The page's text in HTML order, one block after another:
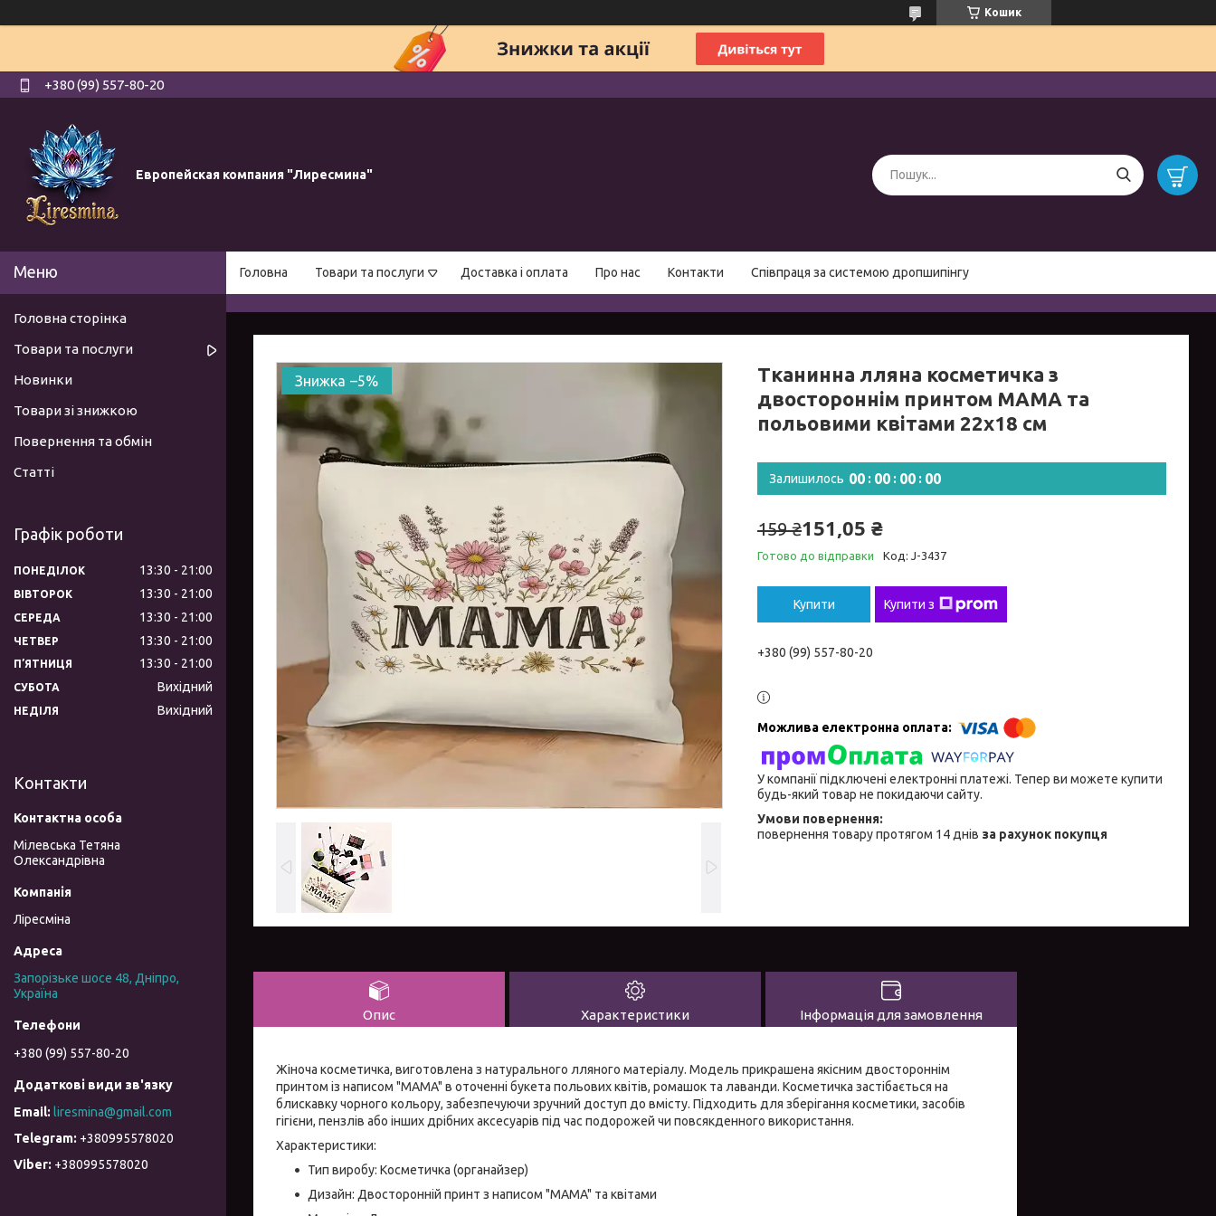
Кошик
+380 (99) 557-80-20
Европейская компания "Лиресмина"
Головна Товари та послуги Доставка і оплата Про нас Контакти Співпраця за системою дропшипінгу
–5%
Тканинна лляна косметичка з
двостороннім принтом MAMA та
польовими квітами 22х18 см
Залишилось 00 00 00 00
159 ₴151,05 ₴
Готово до відправки Код: J-3437
Купити Купити з
+380 (99) 557-80-20
У компанії підключені електронні платежі. Тепер ви можете купити
будь-який товар не покидаючи сайту.
повернення товару протягом 14 днів за рахунок покупця
Опис Характеристики Інформація для замовлення
Жіноча косметичка, виготовлена з натурального лляного матеріалу. Модель прикрашена якісним двостороннім
принтом із написом "MAMA" в оточенні букета польових квітів, ромашок та лаванди. Косметичка застібається на
блискавку чорного кольору, забезпечуючи зручний доступ до вмісту. Підходить для зберігання косметики, засобів
гігієни, пензлів або інших дрібних аксесуарів під час подорожей чи повсякденного використання.
Характеристики:
Тип виробу: Косметичка (органайзер)
Дизайн: Двосторонній принт з написом "MAMA" та квітами
Головна сторінка
Товари та послуги
Новинки
Товари зі знижкою
Повернення та обмін
Статті
Графік роботи
ПОНЕДІЛОК 13:30 21:00
ВІВТОРОК 13:30 21:00
СЕРЕДА 13:30 21:00
ЧЕТВЕР 13:30 21:00
ПʼЯТНИЦЯ 13:30 21:00
СУБОТА Вихідний
НЕДІЛЯ Вихідний
Контакти
Мілевська Тетяна
Олександрівна
Ліресміна
Запорізьке шосе 48, Дніпро,
Україна
+380 (99) 557-80-20
liresmina@gmail.com
+380995578020
+380995578020